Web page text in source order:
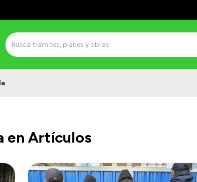
en Artículos